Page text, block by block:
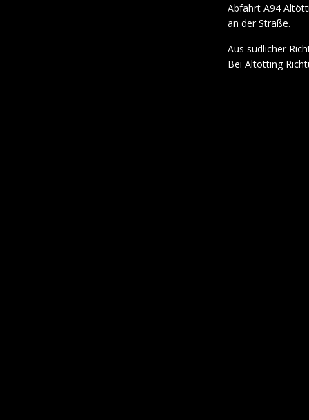
Abfahrt A94
an der Straße.
Aus südlicher
Bei Altötting